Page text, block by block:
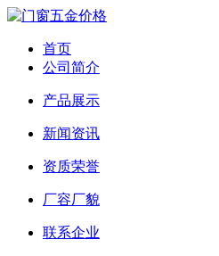
首页
公司简介
产品展示
新闻资讯
资质荣誉
厂容厂貌
联系企业